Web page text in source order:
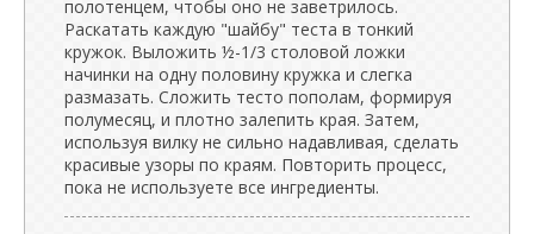
полотенцем, чтобы оно не заветрилось.
Раскатать каждую "шайбу" теста в тонкий
кружок. Выложить ½-1/3 столовой ложки
начинки на одну половину кружка и слегка
размазать. Сложить тесто пополам, формируя
полумесяц, и плотно залепить края. Затем,
используя вилку не сильно надавливая, сделать
красивые узоры по краям. Повторить процесс,
пока не используете все ингредиенты.